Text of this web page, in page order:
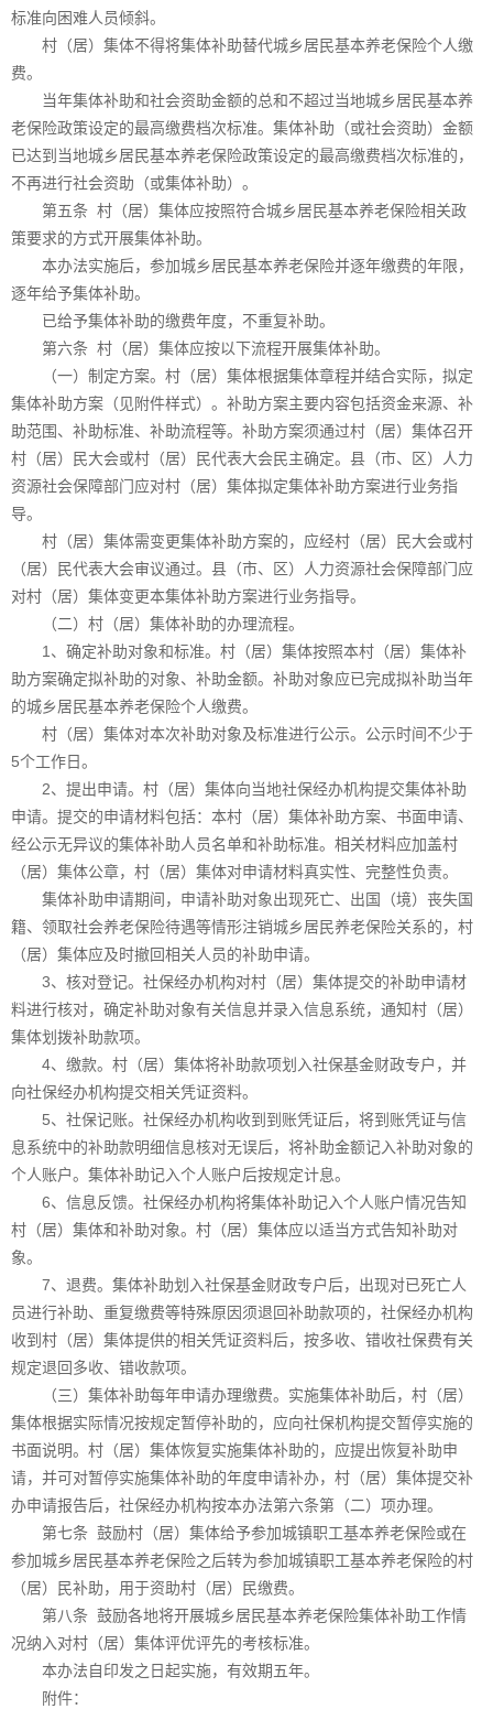
标准向困难人员倾斜。
村（居）集体不得将集体补助替代城乡居民基本养老保险个人缴
费。
当年集体补助和社会资助金额的总和不超过当地城乡居民基本养
老保险政策设定的最高缴费档次标准。集体补助（或社会资助）金额
已达到当地城乡居民基本养老保险政策设定的最高缴费档次标准的，
不再进行社会资助（或集体补助）。
第五条 村（居）集体应按照符合城乡居民基本养老保险相关政
策要求的方式开展集体补助。
本办法实施后，参加城乡居民基本养老保险并逐年缴费的年限，
逐年给予集体补助。
已给予集体补助的缴费年度，不重复补助。
第六条 村（居）集体应按以下流程开展集体补助。
（一）制定方案。村（居）集体根据集体章程并结合实际，拟定
集体补助方案（见附件样式）。补助方案主要内容包括资金来源、补
助范围、补助标准、补助流程等。补助方案须通过村（居）集体召开
村（居）民大会或村（居）民代表大会民主确定。县（市、区）人力
资源社会保障部门应对村（居）集体拟定集体补助方案进行业务指
导。
村（居）集体需变更集体补助方案的，应经村（居）民大会或村
（居）民代表大会审议通过。县（市、区）人力资源社会保障部门应
对村（居）集体变更本集体补助方案进行业务指导。
（二）村（居）集体补助的办理流程。
1、确定补助对象和标准。村（居）集体按照本村（居）集体补
助方案确定拟补助的对象、补助金额。补助对象应已完成拟补助当年
的城乡居民基本养老保险个人缴费。
村（居）集体对本次补助对象及标准进行公示。公示时间不少于
5个工作日。
2、提出申请。村（居）集体向当地社保经办机构提交集体补助
申请。提交的申请材料包括：本村（居）集体补助方案、书面申请、
经公示无异议的集体补助人员名单和补助标准。相关材料应加盖村
（居）集体公章，村（居）集体对申请材料真实性、完整性负责。
集体补助申请期间，申请补助对象出现死亡、出国（境）丧失国
籍、领取社会养老保险待遇等情形注销城乡居民养老保险关系的，村
（居）集体应及时撤回相关人员的补助申请。
3、核对登记。社保经办机构对村（居）集体提交的补助申请材
料进行核对，确定补助对象有关信息并录入信息系统，通知村（居）
集体划拨补助款项。
4、缴款。村（居）集体将补助款项划入社保基金财政专户，并
向社保经办机构提交相关凭证资料。
5、社保记账。社保经办机构收到到账凭证后，将到账凭证与信
息系统中的补助款明细信息核对无误后，将补助金额记入补助对象的
个人账户。集体补助记入个人账户后按规定计息。
6、信息反馈。社保经办机构将集体补助记入个人账户情况告知
村（居）集体和补助对象。村（居）集体应以适当方式告知补助对
象。
7、退费。集体补助划入社保基金财政专户后，出现对已死亡人
员进行补助、重复缴费等特殊原因须退回补助款项的，社保经办机构
收到村（居）集体提供的相关凭证资料后，按多收、错收社保费有关
规定退回多收、错收款项。
（三）集体补助每年申请办理缴费。实施集体补助后，村（居）
集体根据实际情况按规定暂停补助的，应向社保机构提交暂停实施的
书面说明。村（居）集体恢复实施集体补助的，应提出恢复补助申
请，并可对暂停实施集体补助的年度申请补办，村（居）集体提交补
办申请报告后，社保经办机构按本办法第六条第（二）项办理。
第七条 鼓励村（居）集体给予参加城镇职工基本养老保险或在
参加城乡居民基本养老保险之后转为参加城镇职工基本养老保险的村
（居）民补助，用于资助村（居）民缴费。
第八条 鼓励各地将开展城乡居民基本养老保险集体补助工作情
况纳入对村（居）集体评优评先的考核标准。
本办法自印发之日起实施，有效期五年。
附件：